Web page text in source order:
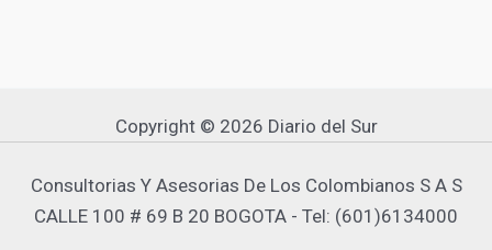
Copyright © 2026 Diario del Sur
Consultorias Y Asesorias De Los Colombianos S A S
CALLE 100 # 69 B 20 BOGOTA - Tel: (601)6134000